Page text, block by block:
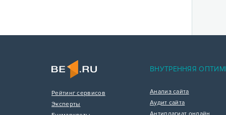
Рейтинг сервисов
Эксперты
ВНУТРЕННЯЯ
Анализ сайта
Аудит сайта